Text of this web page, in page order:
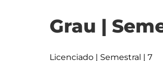
Grau |
Licenciado | Semestral | 7